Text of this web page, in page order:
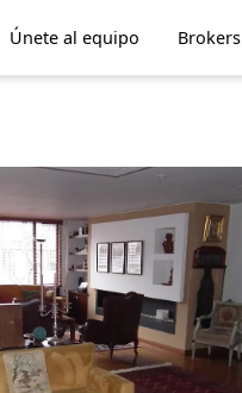
Únete al equipo Brokers